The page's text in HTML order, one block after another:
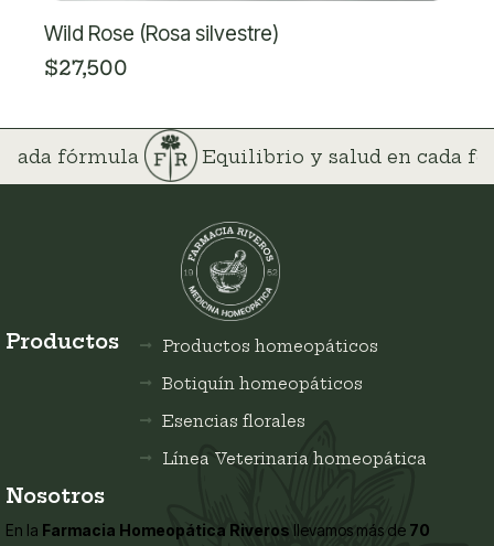
Wild Rose (Rosa silvestre)
$27,500
cada fórmula Equilibrio y salud en cada
Productos
Productos homeopáticos
Botiquín homeopáticos
Esencias florales
Línea Veterinaria homeopática
Nosotros
En la Farmacia Homeopática Riveros llevamos más de 70